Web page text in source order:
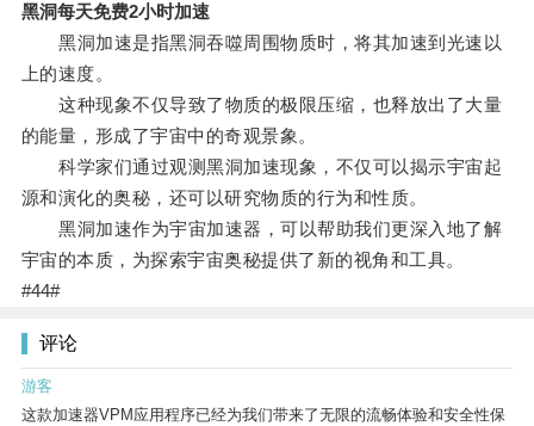
黑洞每天免费2小时加速
黑洞加速是指黑洞吞噬周围物质时，将其加速到光速以
上的速度。
这种现象不仅导致了物质的极限压缩，也释放出了大量
的能量，形成了宇宙中的奇观景象。
科学家们通过观测黑洞加速现象，不仅可以揭示宇宙起
源和演化的奥秘，还可以研究物质的行为和性质。
黑洞加速作为宇宙加速器，可以帮助我们更深入地了解
宇宙的本质，为探索宇宙奥秘提供了新的视角和工具。
#44#
评论
游客
这款加速器VPM应用程序已经为我们带来了无限的流畅体验和安全性保